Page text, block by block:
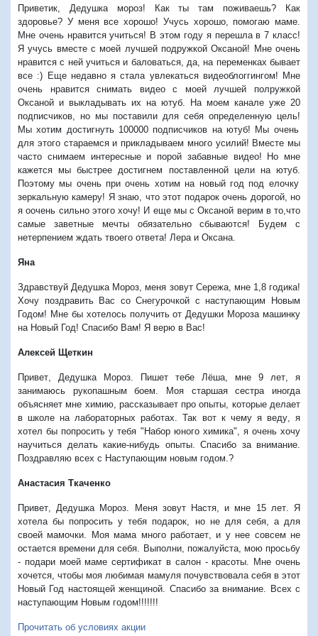
Приветик Дедушка мороз! Как ты там поживаешь? Как
здоровье? У меня все хорошо! Учусь хорошо, помогаю маме
Мне очень нравится учиться! В этом году я перешла в7класс!
Я учусь вместе с моей лучшей подружкой Оксаной! Мне очень
нравится с ней учиться и баловаться, да на переменках бывает
все :) Еще недавно я стала увлекаться видеоблоггингом! Мне
очень нравится снимать видео с моей лучшей полружкой
Оксаной и выкладывать их на ютуб
На моем канале уже 20
подписчиков
но мы поставили для себя определенную цель!
Мы хотим достигнуть 100000 подписчиков на ютуб! Мы очень
для этого стараемся и прикладываем много усилий! Вместе мы
часто снимаем интересные и порой забавные видео! Но мне
кажется мы быстрее достигнем поставленной цели на ютуб
Поэтому мы очень при очень хотим на новый год под елочку
зеркальную камеру! Я знаю что этот подарок очень дорогой, но
я оочень сильно этого хочу! И еще мы с Оксаной верим в то что
самые заветные мечты обязательно сбываются! Будем с
нетерпением ждать твоего ответа! Лера и Оксана
Яна
Здравствуй Дедушка Мороз меня зовут Сережа, мне 1,8 годика!
Хочу поздравить Вас со Снегурочкой с наступающим Новым
Годом! Мне бы хотелось получить от Дедушки Мороза машинку
на Новый Год! Спасибо Вам! Я верю в Вас!
Алексей Щеткин
Привет Дедушка Мороз Пишет тебе Лёша мне 9 лет
я
занимаюсь рукопашным боем
Моя старшая сестра иногда
объясняет мне химию, рассказывает про опыты которые делает
в школе на лабораторных работах .Так вот к чему я веду,я
хотел бы попросить у тебя "Набор юного химика", я очень хочу
научиться делать какие-нибудь опыты. Спасибо за внимание
Поздравляю всех с Наступающим новым годом ?
Анастасия Ткаченко
Привет Дедушка Мороз Меня зовут Настя и мне 15 лет. Я
хотела бы попросить у тебя подарок
но не для себя, а для
своей мамочки
Моя мама много работает
и у нее совсем не
остается времени для себя
Выполни, пожалуйста, мою просьбу
- подари моей маме сертификат в салон -красоты
Мне очень
хочется ,чтобы моя любимая мамуля почувствовала себя в этот
Новый Год настоящей женщиной
Спасибо за внимание
Всех с
наступающим Новым годом!!!!!!!
Прочитать об условиях акции